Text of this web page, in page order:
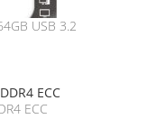
USB 3.2
ECC